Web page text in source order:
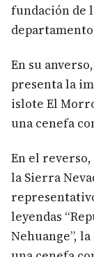
fundación de
En su
presenta la
islote El
una cenefa
En el
la Sierra
leyendas
Nehuange”, la